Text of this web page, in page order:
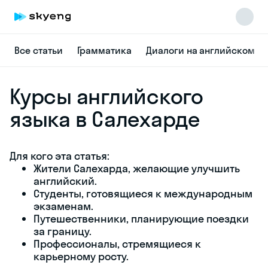
Все статьи Грамматика Диалоги на английском
Курсы
английского
в Салехарде
Для кого эта
статья:
Жители
Салехарда,
желающие
улучшить
Skyeng Chat
online